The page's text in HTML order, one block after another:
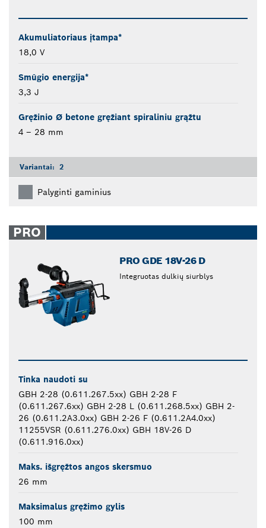
Akumuliatoriaus įtampa*
18,0 V
Smūgio energija*
3,3 J
Gręžinio Ø betone gręžiant spiraliniu grąžtu
4 – 28 mm
Variantai: 2
Palyginti gaminius
PRO
PRO GDE 18V-26 D
Integruotas dulkių siurblys
Tinka naudoti su
GBH 2-28 (0.611.267.5xx) GBH 2-28 F
(0.611.267.6xx) GBH 2-28 L (0.611.268.5xx) GBH 2-
26 (0.611.2A3.0xx) GBH 2-26 F (0.611.2A4.0xx)
11255VSR (0.611.276.0xx) GBH 18V-26 D
(0.611.916.0xx)
Maks. išgręžtos angos skersmuo
26 mm
Maksimalus gręžimo gylis
100 mm